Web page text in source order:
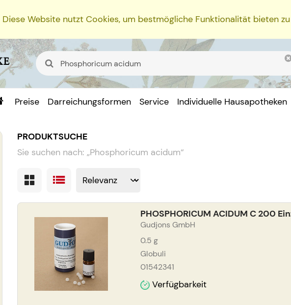
Diese Website nutzt Cookies, um bestmögliche Funktionalität bieten zu
Preise Darreichungsformen Service Individuelle Hausapotheken
PRODUKTSUCHE
Sie suchen nach: „Phosphoricum acidum“
PHOSPHORICUM ACIDUM C 200
Gudjons GmbH
0.5 g
Globuli
01542341
Verfügbarkeit